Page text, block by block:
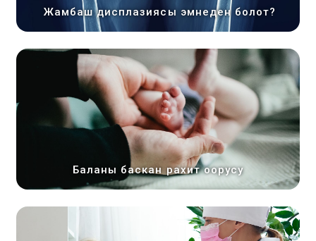
Жамбаш дисплазиясы эмнеден болот?
Баланы баскан рахит оорусу